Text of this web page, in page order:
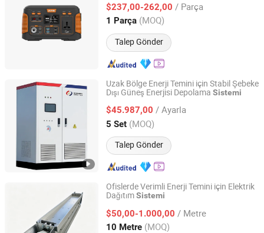
$237,00-262,00 / Parça
1 Parça (MOQ)
Talep Gönder
Guangdong, China Fiyat 2022
Uzak Bölge Enerji Temini için Stabil Şebeke
Dışı Güneş Enerjisi Depolama Sistemi
$45.987,00 / Ayarla
5 Set (MOQ)
Talep Gönder
Sichuan Jinshi Technology Co., Ltd
Sichuan, China Fiyat 2025
Ofislerde Verimli Enerji Temini için Elektrik
DağıtımSistemi
$50,00-1.000,00 / Metre
10 Metre (MOQ)
Anhui Tianyi Automation Equipment (Group) Co., Ltd.
Anhui, China Fiyat 2025